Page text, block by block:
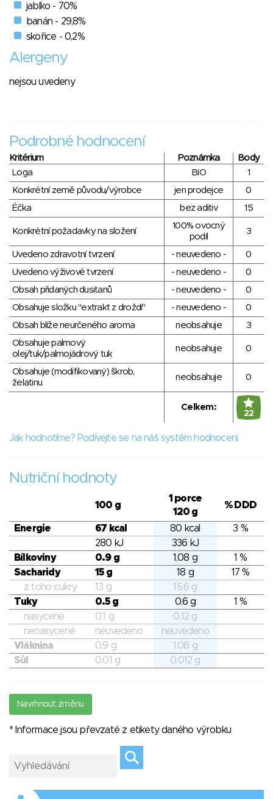
jablko - 70%
banán - 29,8%
skořice - 0,2%
Alergeny
nejsou uvedeny
Podrobné hodnocení
Kritérium Poznámka
Body
Loga
BIO
1
Konkrétní země původu/výrobce
jen prodejce
0
Éčka
bez aditiv 15
Konkrétní požadavky na složení
100% ovocný
podíl
3
Uvedeno zdravotní tvrzení - neuvedeno -
0
Uvedeno výživové tvrzení
- neuvedeno -
0
Obsah přidaných dusitanů
- neuvedeno -
0
Obsahuje složku "extrakt z droždí"
- neuvedeno -
0
Obsah blíže neurčeného aroma
neobsahuje
3
Obsahuje palmový
olej/tuk/palmojádrový tuk
neobsahuje 0
Obsahuje (modifikovaný) škrob,
želatinu
neobsahuje 0
Celkem:
22
Jak hodnotíme? Podívejte se na náš systém hodnocení.
Nutriční hodnoty
100 g
1 porce
120 g
% DDD
Energie 67 kcal 80 kcal
3 %
280 kJ
336 kJ
Bílkoviny
0.9 g 1.08 g
1 %
Sacharidy
15 g 18 g
17 %
z toho cukry
13 g
15.6 g
Tuky
0.5 g 0.6 g
1 %
nasycené
0.1 g
0.12 g
nenasycené
neuvedeno
neuvedeno
Vláknina
0.9 g
1.08 g
Sůl
0.01 g 0.012 g
Navrhnout změnu
* Informace jsou převzaté z etikety daného výrobku